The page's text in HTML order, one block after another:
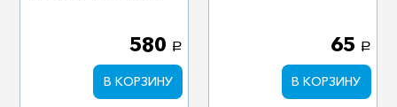
580 a
В КОРЗИНУ
65 a
В КОРЗИНУ